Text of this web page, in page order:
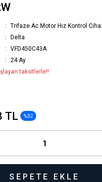
Trifaze Ac Motor Hız Kontrol
Delta
VFD450C43A
24 Ay
taksitlerle!!
TL %32
SEPETE EKLE